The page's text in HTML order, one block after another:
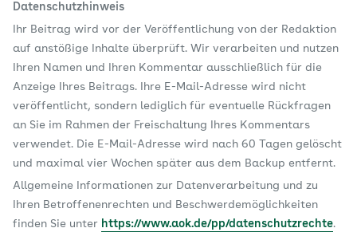
Datenschutzhinweis
Ihr Beitrag wird vor der Veröffentlichung von der Redaktion
auf anstößige Inhalte überprüft. Wir verarbeiten und nutzen
Ihren Namen und Ihren Kommentar ausschließlich für die
Anzeige Ihres Beitrags. Ihre E-Mail-Adresse wird nicht
veröffentlicht, sondern lediglich für eventuelle Rückfragen
an Sie im Rahmen der Freischaltung Ihres Kommentars
verwendet. Die E-Mail-Adresse wird nach 60 Tagen gelöscht
und maximal vier Wochen später aus dem Backup entfernt.
Allgemeine Informationen zur Datenverarbeitung und zu
Ihren Betroffenenrechten und Beschwerdemöglichkeiten
finden Sie unter https://www.aok.de/pp/datenschutzrechte.